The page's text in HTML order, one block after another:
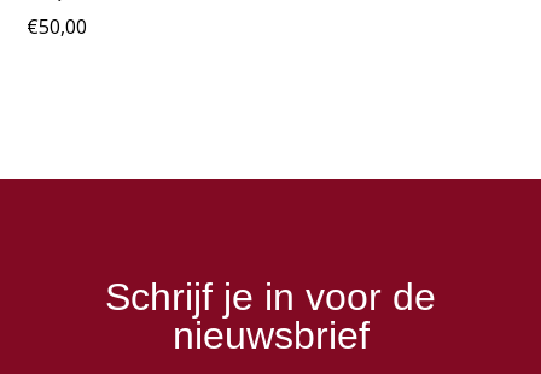
€50,00
Schrijf je in voor de
nieuwsbrief